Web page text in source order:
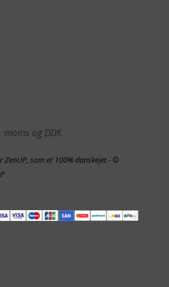
og DDK
ZenUP, som er 100% danskejet - ©